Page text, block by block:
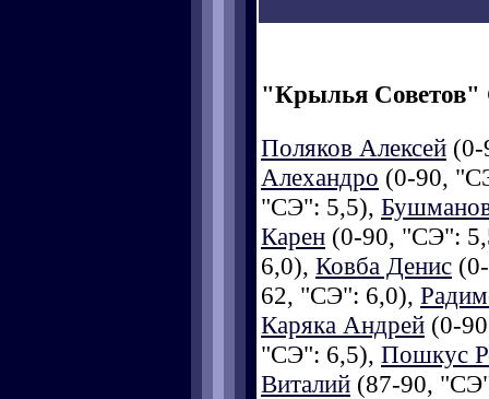
"Крылья Советов"
Поляков Алексей
Алехандро (0-90,
"СЭ": 5,5),
Карен (0-90, "СЭ":
6,0), Ковба Денис
62, "СЭ": 6,0),
Каряка Андрей (0-
"СЭ": 6,5), Пошкус
Виталий (87-90,